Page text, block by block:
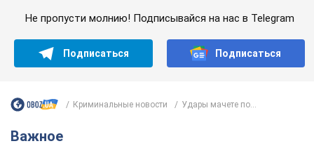
Не пропусти молнию! Подписывайся на нас в Telegram
Подписаться Подписаться
Криминальные новости Удары мачете по...
Важное